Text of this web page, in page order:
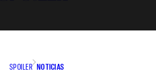
SPOILER NOTICIAS